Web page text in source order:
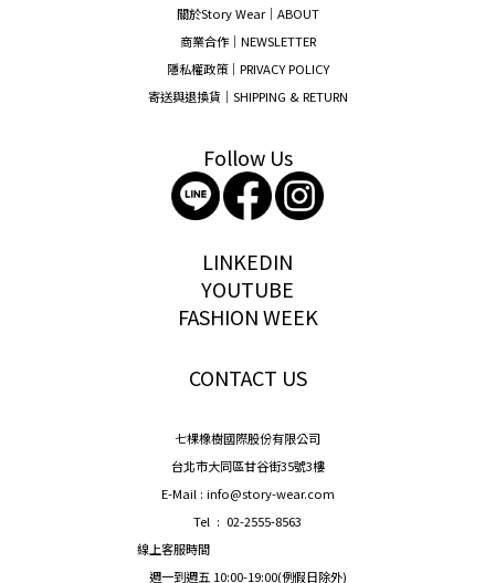
關於Story Wear｜ABOUT
商業合作｜NEWSLETTER
隱私權政策｜PRIVACY POLICY
寄送與退換貨｜SHIPPING & RETURN
Follow Us
LINKEDIN
YOUTUBE
FASHION WEEK
CONTACT US
七棵橡樹國際股份有限公司
台北市大同區甘谷街35號3樓
E-Mail : info@story-wear.com
Tel : 02-2555-8563
線上客服時間
週一到週五 10:00-19:00(例假日除外)